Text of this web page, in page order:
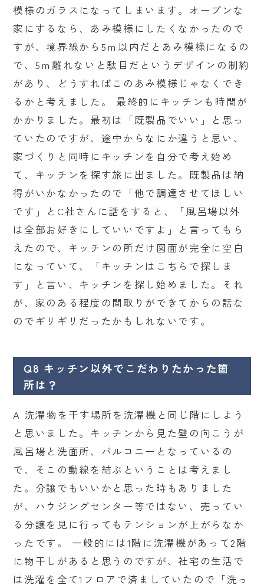
模様のガラスになってしまいます。オープンな
家にするなら、あみ模様にしたくなかったので
すが、境界線から5ｍ以内だとあみ模様になるの
で、5ｍ離れないと駄目だというデザインの制約
があり、どうすればこのあみ模様じゃなくでき
るかと考えました。 最終的にキッチンも時間が
かかりました。最初は「既製品でいい」と思っ
ていたのですが、途中からなにか違うと思い、
家づくりと同時にキッチンを自分で考え始め
て、キッチンを探す旅に出ました。既製品は納
得がいかなかったので「他で調達させてほしい
です」とC社さんに話をすると、「風呂場以外
は全部お好きにしていいですよ」と言ってもら
えたので、キッチンの所だけ図面が完全に空白
になっていて、「キッチンはこちらで探しま
す」と言い、キッチンを探し始めました。それ
が、家のある程度の間取りができてからの話な
のでギリギリだったかもしれないです。
Q8 キッチン以外でこだわりたかった箇
所は？
A 洗濯物を干す場所を洗濯機と同じ階にしよう
と思いました。キッチンから見た壁の向こうが
風呂場と洗面所、バルコニーとなっているの
で、そこの動線を結ぶということは考えまし
た。分譲でもいいかと思った時もありました
が、ハウジングセンター等ではない、売ってい
る分譲を見に行ってもテンションが上がらなか
ったです。 一般的には1階に洗濯機があって2階
に物干しがあると思うのですが、社宅の生活で
は洗濯を全て1フロアで済ましていたので「洗っ